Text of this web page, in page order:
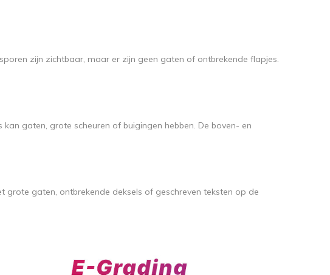
zijn zichtbaar, maar er zijn geen gaten of ontbrekende flapjes.
gaten, grote scheuren of buigingen hebben. De boven- en
grote gaten, ontbrekende deksels of geschreven teksten op de